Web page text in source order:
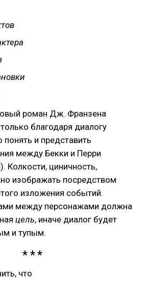
роман Дж. Франзена
только благодаря диалогу
и представить
между Бекки и Перри
Колкости, циничность,
изображать посредством
изложения событий.
между персонажами должна
цель, иначе диалог будет
и тупым.
что